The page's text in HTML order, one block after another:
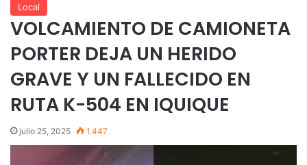
Local
VOLCAMIENTO DE CAMIONETA
PORTER DEJA UN HERIDO
GRAVE Y UN FALLECIDO EN
RUTA K-504 EN IQUIQUE
julio 25, 2025 1.447